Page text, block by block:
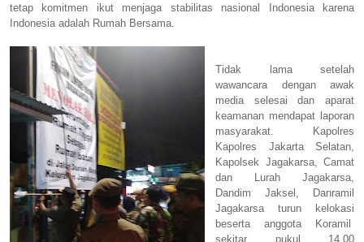
tetap komitmen ikut menjaga stabilitas nasional Indonesia karena
Indonesia adalah Rumah Bersama.
Tidak lama setelah
wawancara dengan awak
media selesai dan aparat
keamanan mendapat laporan
masyarakat. Kapolres
Kapolres Jakarta Selatan,
Kapolsek Jagakarsa, Camat
dan Lurah Jagakarsa,
Dandim Jaksel, Danramil
Jagakarsa turun kelokasi
beserta anggota Koramil
sekitar pukul 14.00